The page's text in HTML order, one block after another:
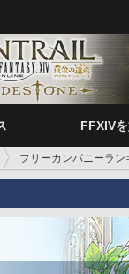
FFXIV
フリーカンパニーラン